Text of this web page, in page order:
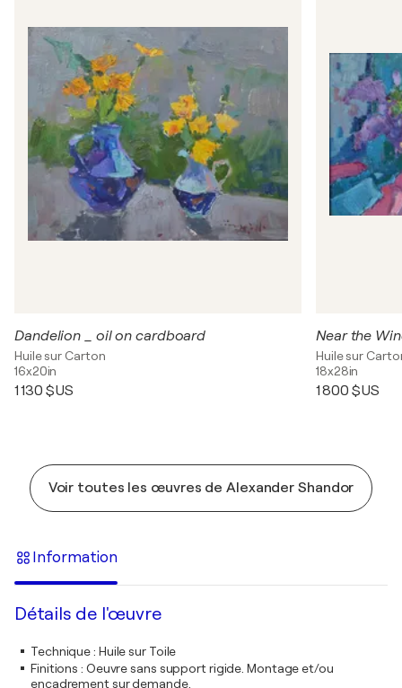
Dandelion _ oil on cardboard
Huile sur Carton
16x20in
1 130 $US
Near the
Huile sur
18x28in
1 800 $US
Voir toutes les œuvres de Alexander Shandor
Information
Détails de l'œuvre
Technique: Huile sur Toile
Finitions : Oeuvre sans support rigide. Montage et/ou
encadrement sur demande.